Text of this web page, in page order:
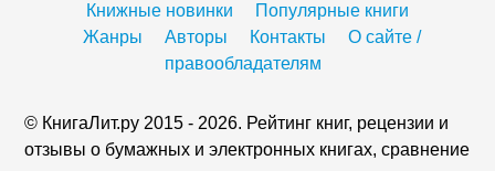
Книжные новинки
Популярные книги
Жанры
Авторы Контакты
О сайте /
правообладателям
© КнигаЛит.ру 2015 - 2026. Рейтинг книг, рецензии и
отзывы о бумажных и электронных книгах, сравнение